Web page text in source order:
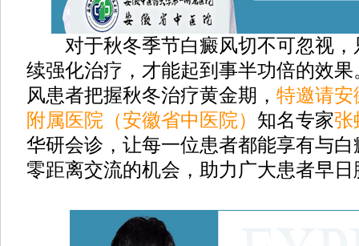
对于秋冬季节白癜风切不可忽视，
续强化治疗，才能起到事半功倍的效
风患者把握秋冬治疗黄金期， 特邀请安
附属医院（安徽省中医院） 知名专家张
华研会诊，让每一位患者都能享有与
零距离交流的机会，助力广大患者早日